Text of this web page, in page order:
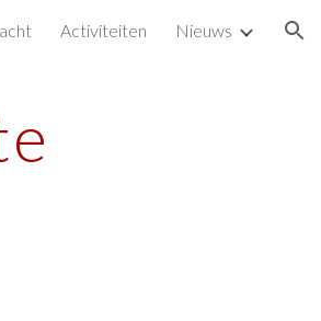
Activiteiten Nieuws